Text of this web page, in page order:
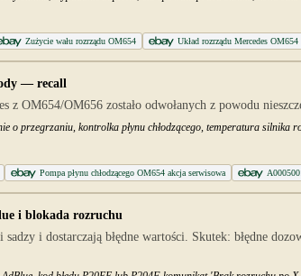
Zużycie wału rozrządu OM654 Układ rozrządu Mercedes OM654
— recall
z OM654/OM656 zostało odwołanych z powodu
o przegrzaniu, kontrolka płynu chłodzącego, temperatura silnika
Pompa płynu chłodzącego OM654 akcja serwisowa
i blokada rozruchu
i dostarczają błędne wartości. Skutek: błędne